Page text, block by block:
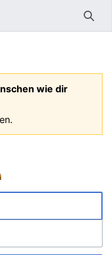
wie dir